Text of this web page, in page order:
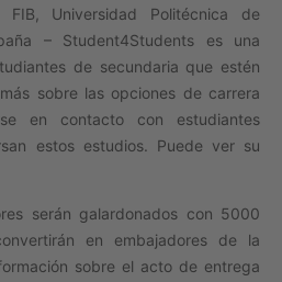
FIB, Universidad Politécnica de
– Student4Students es una
de secundaria que estén
sobre las opciones de carrera
en contacto con estudiantes
estos estudios. Puede ver su
serán galardonados con 5000
en embajadores de la
sobre el acto de entrega